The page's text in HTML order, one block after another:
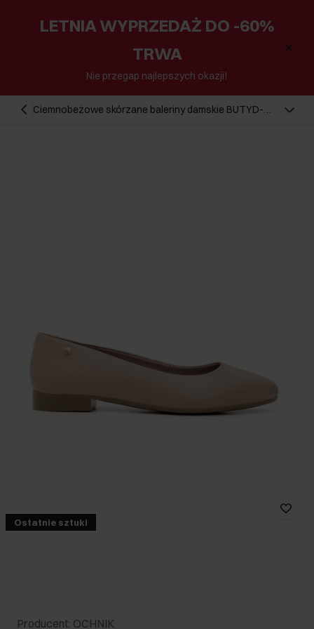
LETNIA WYPRZEDAŻ DO -60%
TRWA
Nie przegap najlepszych okazji!
Ciemnobeżowe skórzane baleriny damskie BUTYD-
Ostatnie sztuki
Producent: OCHNIK